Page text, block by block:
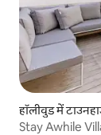
हॉलीवुड में
Stay Awhile